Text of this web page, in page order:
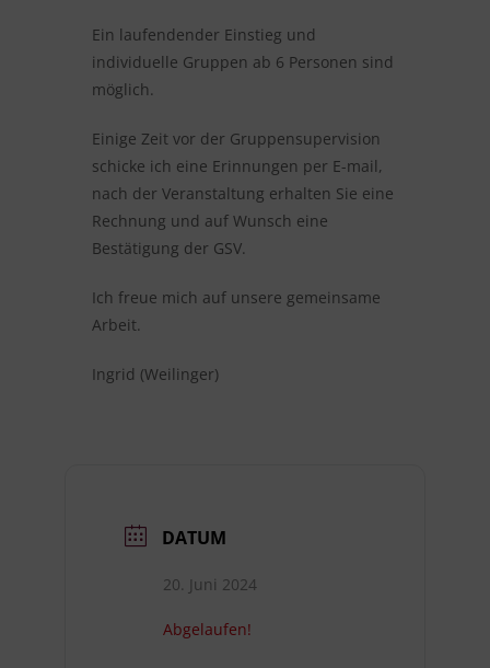
Ein laufendender Einstieg und
individuelle Gruppen ab 6 Personen sind
möglich.
Einige Zeit vor der Gruppensupervision
schicke ich eine Erinnungen per E-mail,
nach der Veranstaltung erhalten Sie eine
Rechnung und auf Wunsch eine
Bestätigung der GSV.
Ich freue mich auf unsere gemeinsame
Arbeit.
Ingrid (Weilinger)
DATUM
20. Juni 2024
Abgelaufen!